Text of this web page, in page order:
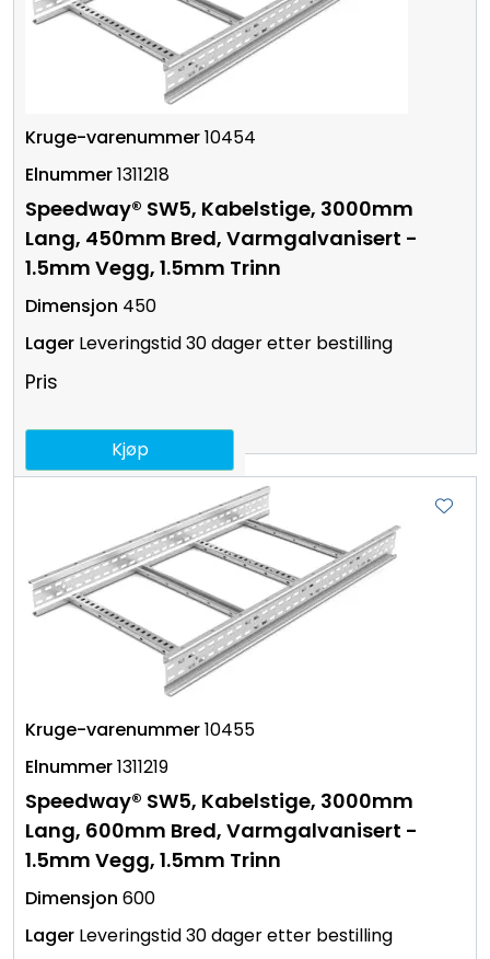
10454
1311218
Speedway® SW5, Kabelstige, 3000mm
Lang, 450mm Bred, Varmgalvanisert -
1.5mm Vegg, 1.5mm Trinn
450
Leveringstid 30 dager etter bestilling
Pris
Kjøp
10455
1311219
Speedway® SW5, Kabelstige, 3000mm
Lang, 600mm Bred, Varmgalvanisert -
1.5mm Vegg, 1.5mm Trinn
600
Leveringstid 30 dager etter bestilling